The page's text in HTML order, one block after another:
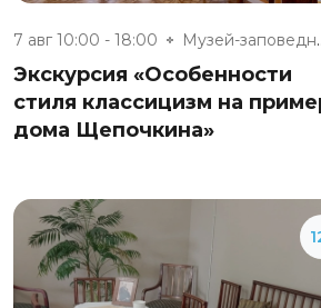
7 авг 10:00 - 18:00 Музей-
Экскурсия «Особенности
стиля классицизм на
дома Щепочкина»